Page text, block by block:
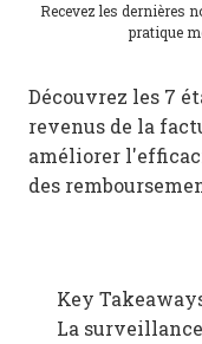
Recevez les dernières
pratique
Découvrez les 7
revenus de la
améliorer
des
Key
La